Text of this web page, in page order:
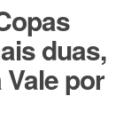
duas,
por